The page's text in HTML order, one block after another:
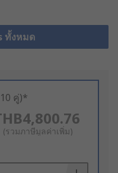
ทั้งหมด
คู่)*
(รวมภาษีมูลค่าเพิ่ม)